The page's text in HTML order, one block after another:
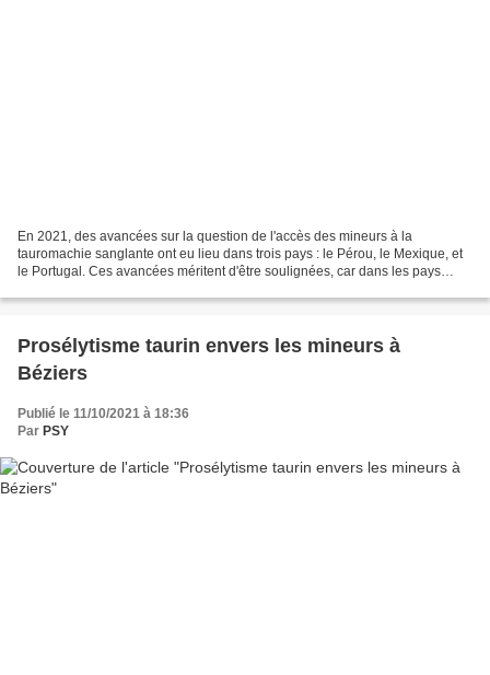
En 2021, des avancées sur la question de l'accès des mineurs à la
tauromachie sanglante ont eu lieu dans trois pays : le Pérou, le Mexique, et
le Portugal. Ces avancées méritent d'être soulignées, car dans les pays
Prosélytisme taurin envers les mineurs à
Béziers
Publié le 11/10/2021 à 18:36
Par PSY